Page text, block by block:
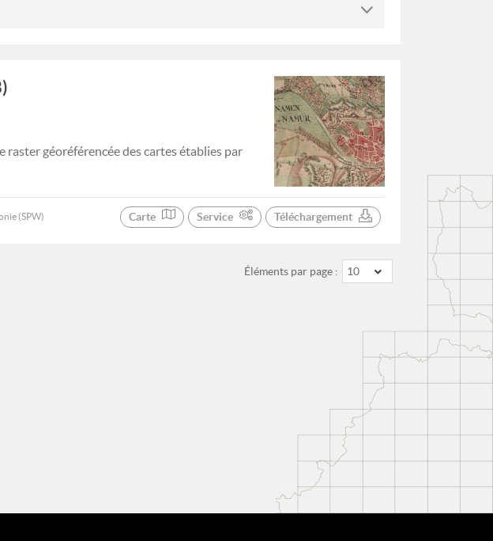
géoréférencée des cartes établies par
(SPW) Carte Service Téléchargement
Éléments par page : 10